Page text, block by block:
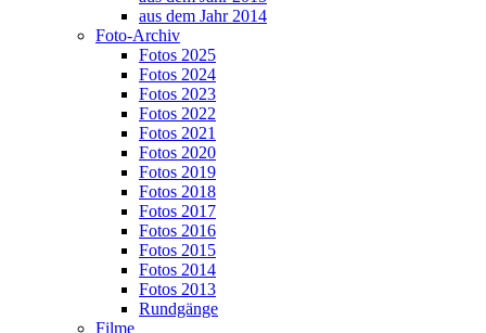
aus dem Jahr 2014
Foto-Archiv
Fotos 2025
Fotos 2024
Fotos 2023
Fotos 2022
Fotos 2021
Fotos 2020
Fotos 2019
Fotos 2018
Fotos 2017
Fotos 2016
Fotos 2015
Fotos 2014
Fotos 2013
Rundgänge
Filme